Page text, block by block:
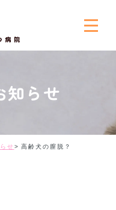
知らせ
せ 高齢犬の膣脱？